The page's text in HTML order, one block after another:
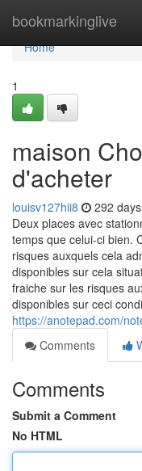
bookmarkinglive
Home
Home
1
maison
d'acheter
louisv127hii8 292
Deux places avec
temps que celui-ci bien.
risques auxquels cela
disponibles sur cela
fraiche sur les risques
disponibles sur ceci
https://anotepad.com/
Comments
Comments
Submit a Comment
No HTML